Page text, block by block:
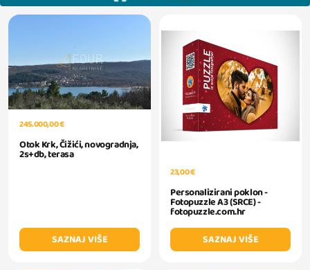
245.000,00 €
Otok Krk, Čižići, novogradnja,
2s+db, terasa
SAZNAJ VIŠE
23,00 €
Personalizirani poklon -
Fotopuzzle A3 (SRCE) -
fotopuzzle.com.hr
SAZNAJ VIŠE